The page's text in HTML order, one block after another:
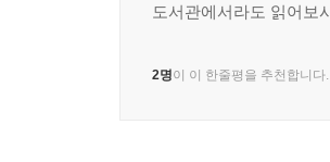
도서관에서라도 읽어보
2명이 이 한줄평을 추천합니다.